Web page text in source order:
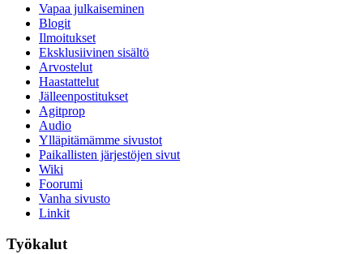
Vapaa julkaiseminen
Blogit
Ilmoitukset
Eksklusiivinen sisältö
Arvostelut
Haastattelut
Jälleenpostitukset
Agitprop
Audio
Ylläpitämämme sivustot
Paikallisten järjestöjen sivut
Wiki
Foorumi
Vanha sivusto
Linkit
Työkalut